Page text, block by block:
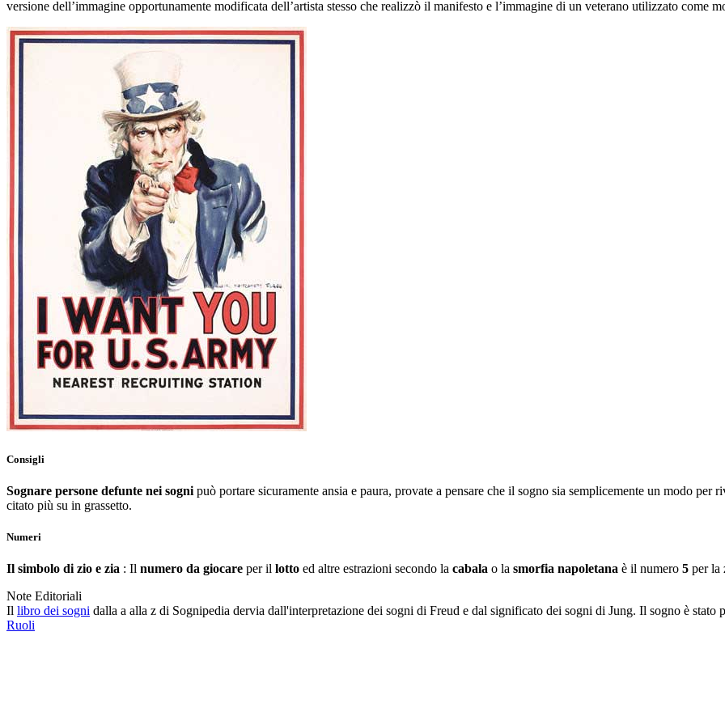
versione dell’immagine opportunamente modificata dell’artista stesso che realizzò il manifesto e l’immagine di un veterano utilizzato come
Consigli
Sognare persone defunte nei sogni può portare sicuramente ansia e paura, provate a pensare che il sogno sia semplicemente un modo
citato più su in grassetto.
Numeri
Il simbolo di zio e zia : Il numero da giocare per il lotto ed altre estrazioni secondo la cabala o la smorfia napoletana è il numero 5 per la
Note Editoriali
Il libro dei sogni dalla a alla z di Sognipedia dervia dall'interpretazione dei sogni di Freud e dal significato dei sogni di Jung. Il sogno è stato
Ruoli